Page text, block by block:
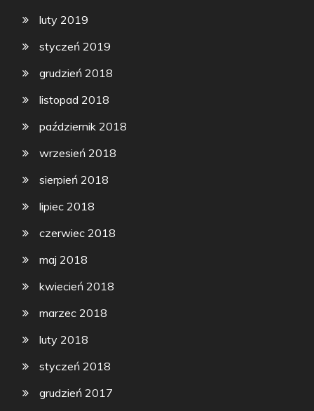
luty 2019
styczeń 2019
grudzień 2018
listopad 2018
październik 2018
wrzesień 2018
sierpień 2018
lipiec 2018
czerwiec 2018
maj 2018
kwiecień 2018
marzec 2018
luty 2018
styczeń 2018
grudzień 2017